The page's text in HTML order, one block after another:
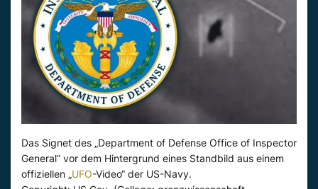
Das Signet des „Department of Defense Office of Inspector
General“ vor dem Hintergrund eines Standbild aus einem
offiziellen „UFO-Video“ der US-Navy.